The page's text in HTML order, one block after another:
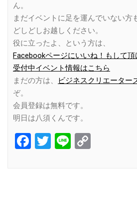
ん。
まだイベントに足を運んでいない方
どしどしお越しください。
役に立ったよ、という方は、
Facebookページにいいね！もして
受付中イベント情報はこちら
まだの方は、
ビジネスクリエーター
ぞ。
会員登録は無料です。
明日は八須くんです。
Facebook
Twitter
Line